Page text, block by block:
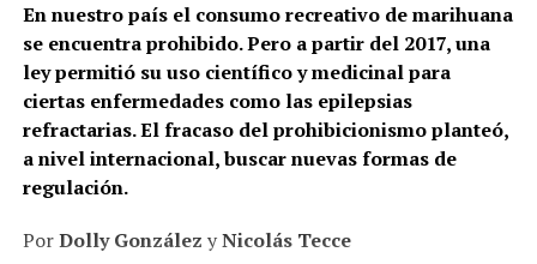
En nuestro país el consumo recreativo de marihuana
se encuentra prohibido. Pero a partir del 2017, una
ley permitió su uso científico y medicinal para
ciertas enfermedades como las epilepsias
refractarias. El fracaso del prohibicionismo planteó,
a nivel internacional, buscar nuevas formas de
regulación.
PorDolly González yNicolás Tecce